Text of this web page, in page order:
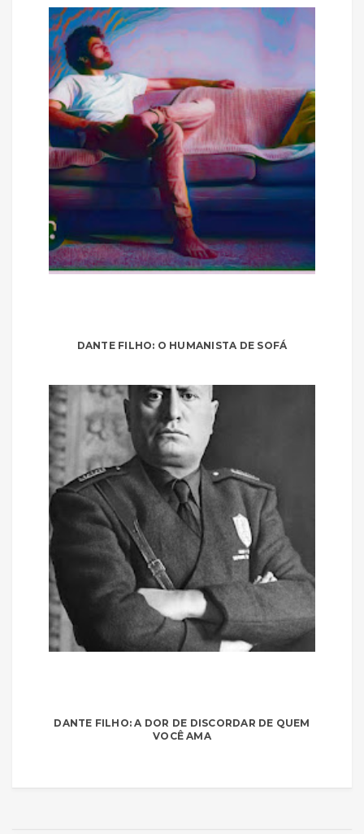
DANTE FILHO: O HUMANISTA DE SOFÁ
DANTE FILHO: A DOR DE DISCORDAR DE QUEM
VOCÊ AMA